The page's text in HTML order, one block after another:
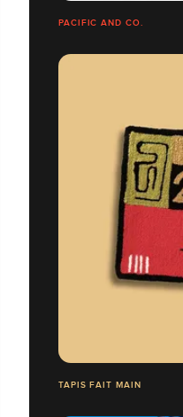
PACIFIC AND CO.
TAPIS FAIT MAIN